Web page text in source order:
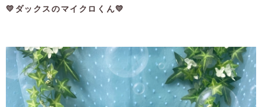
💛ダックスのマイクロくん💛